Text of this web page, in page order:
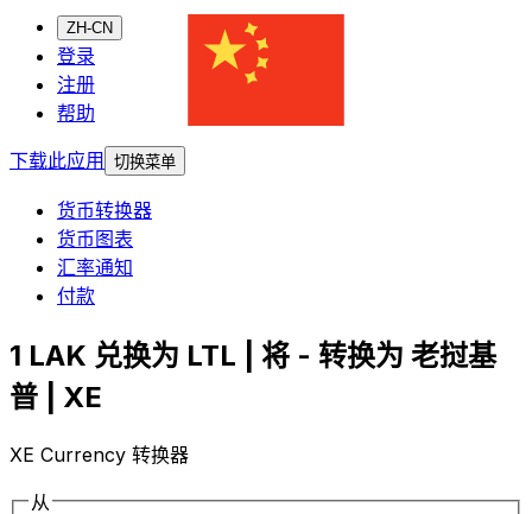
ZH-CN
登录
注册
帮助
下载此应用
切换菜单
货币转换器
货币图表
汇率通知
付款
1 LAK 兑换为 LTL | 将 - 转换为 老挝基
普 | XE
XE Currency 转换器
从